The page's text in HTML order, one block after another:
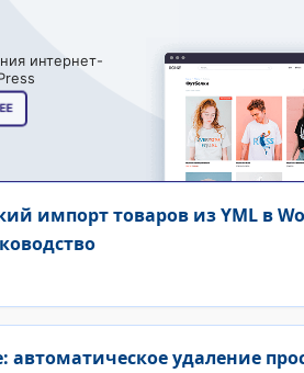
импорт товаров из YML в
автоматическое удаление